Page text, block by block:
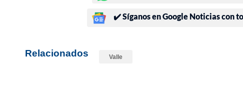
✔️ Síganos en Google Noticias con
Relacionados Valle